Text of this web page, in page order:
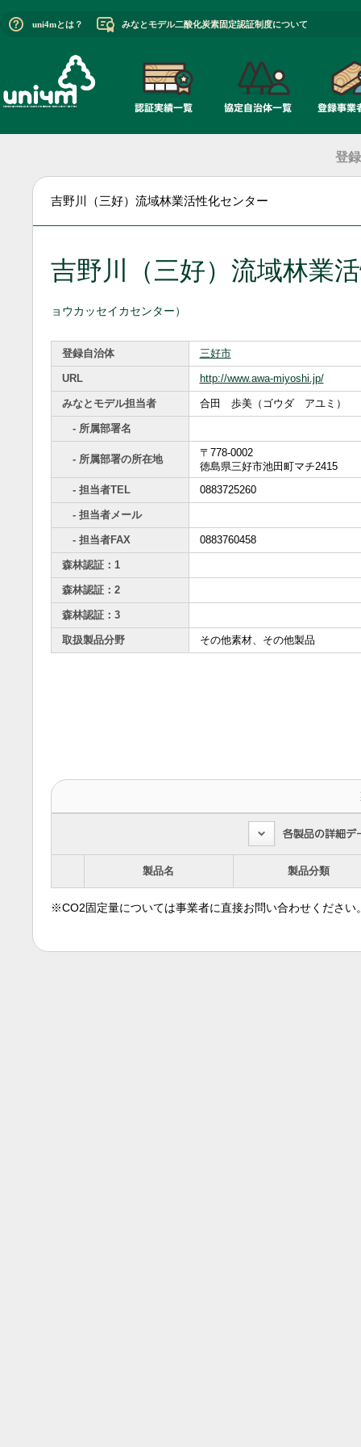
uni4mとは？ みなとモデル二酸化炭素固定認証制度について
登
吉野川（三好）流域林業活性化センター
吉野川（三好）流域林業
ョウカッセイカセンター）
登録自治体 三好市
URL http://www.awa-miyoshi.jp/
みなとモデル担当者 合田 歩美（ゴウダ アユミ）
- 所属部署名
- 所属部署の所在地
〒778-0002
徳島県三好市池田町マチ2415
- 担当者TEL
0883725260
- 担当者メール
- 担当者FAX 0883760458
森林認証：1
森林認証：2
森林認証：3
取扱製品分野 その他素材、その他製品
製品名 製品分類
※CO2固定量については事業者に直接お問い合わせください